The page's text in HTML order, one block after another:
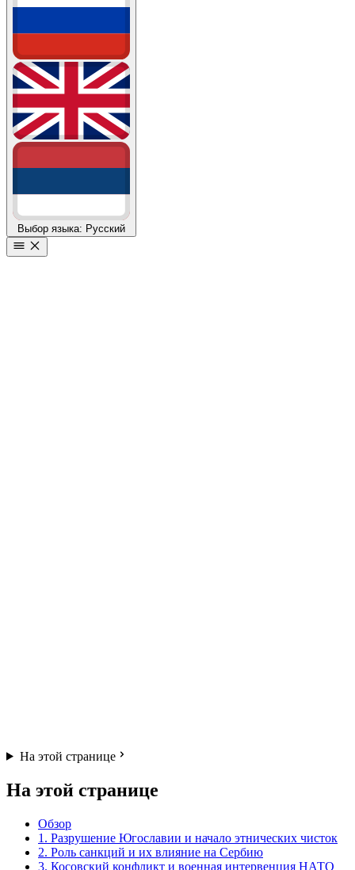
Выбор языка: Русский
На этой странице
На этой странице
Обзор
1. Разрушение Югославии и начало этнических чисток
2. Роль санкций и их влияние на Сербию
3. Косовский конфликт и военная интервенция НАТО